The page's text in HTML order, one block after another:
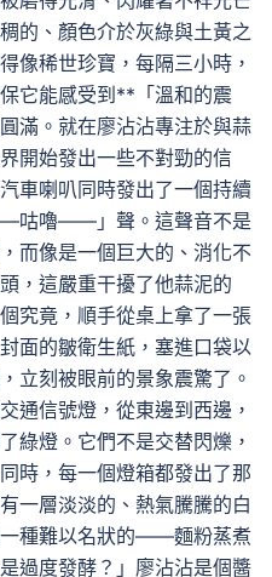
的、顏色介於灰綠與土黃之
像稀世珍寶，每隔三小時，
它能感受到**「溫和的震
滿。就在廖沾沾專注於與蒜
開始發出一些不對勁的信
車喇叭同時發出了一個持續
咕嚕——」聲。這聲音不是
而像是一個巨大的、消化不
，這嚴重干擾了他蒜泥的
究竟，順手從桌上拿了一張
面的皺衛生紙，塞進口袋以
立刻被眼前的景象震驚了。
通信號燈，從東邊到西邊，
綠燈。它們不是交替閃爍，
時，每一個燈箱都發出了那
一層淡淡的、熱氣騰騰的白
種難以名狀的——麵粉蒸煮
過度發酵？」廖沾沾是個醬